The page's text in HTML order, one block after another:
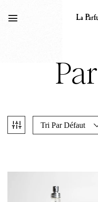
Tri Par Défaut